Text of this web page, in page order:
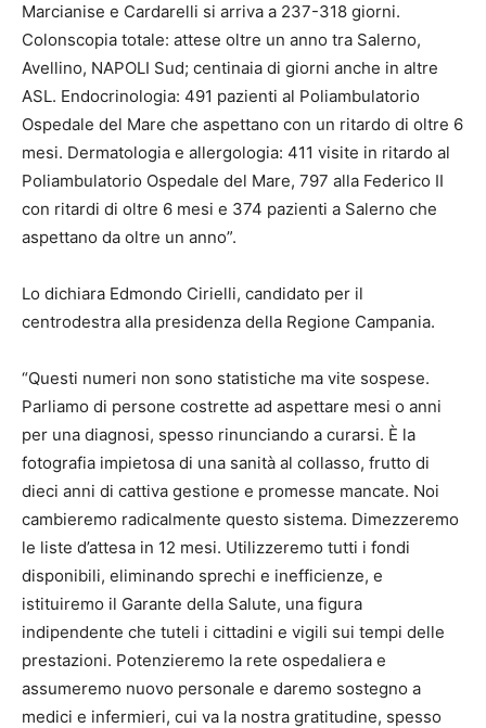
Marcianise e Cardarelli si arriva a 237-318 giorni.
Colonscopia totale: attese oltre un anno tra Salerno,
Avellino, NAPOLI Sud; centinaia di giorni anche in altre
ASL. Endocrinologia: 491 pazienti al Poliambulatorio
Ospedale del Mare che aspettano con un ritardo di oltre 6
mesi. Dermatologia e allergologia: 411 visite in ritardo al
Poliambulatorio Ospedale del Mare, 797 alla Federico II
con ritardi di oltre 6 mesi e 374 pazienti a Salerno che
aspettano da oltre un anno”.
Lo dichiara Edmondo Cirielli, candidato per il
centrodestra alla presidenza della Regione Campania.
“Questi numeri non sono statistiche ma vite sospese.
Parliamo di persone costrette ad aspettare mesi o anni
per una diagnosi, spesso rinunciando a curarsi. È la
fotografia impietosa di una sanità al collasso, frutto di
dieci anni di cattiva gestione e promesse mancate. Noi
cambieremo radicalmente questo sistema. Dimezzeremo
le liste d’attesa in 12 mesi. Utilizzeremo tutti i fondi
disponibili, eliminando sprechi e inefficienze, e
istituiremo il Garante della Salute, una figura
indipendente che tuteli i cittadini e vigili sui tempi delle
prestazioni. Potenzieremo la rete ospedaliera e
assumeremo nuovo personale e daremo sostegno a
medici e infermieri, cui va la nostra gratitudine, spesso